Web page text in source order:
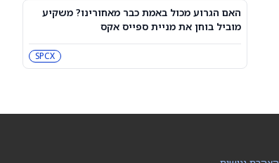
VV
שוק המניות היום: SPY ו-QQQ עלו לאחר
שדוח תעסוקה מאכזב שינה את ציפיות
הריבית
DIA
QQQ
האם הגרוע מכול באמת כבר מאחורינו? משקיע
מוביל בוחן את מניית ספייס אקס
SPCX